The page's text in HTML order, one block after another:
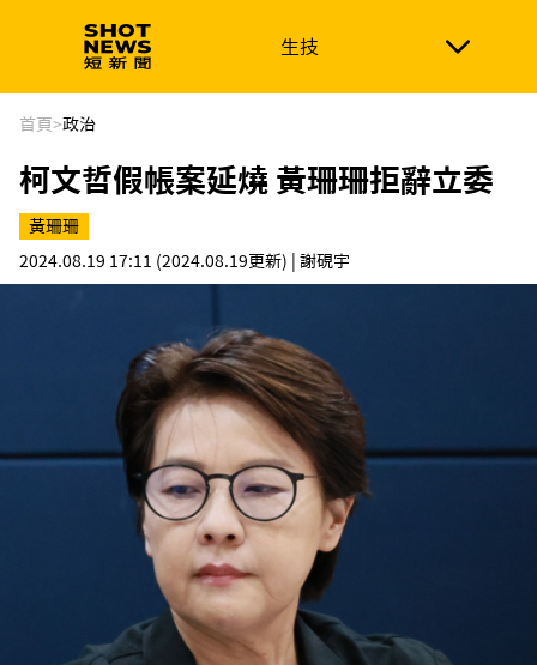
生技
生技 政治
新南向 體育
首頁>政治
柯文哲假帳案延燒 黃珊珊拒辭立委
黃珊珊
2024.08.19 17:11 (2024.08.19更新) | 謝硯宇